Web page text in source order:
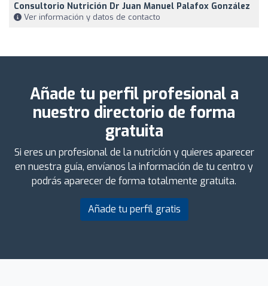
Consultorio Nutrición Dr Juan Manuel Palafox González
Ver información y datos de contacto
Añade tu perfil profesional a
nuestro directorio de forma
gratuita
Si eres un profesional de la nutrición y quieres aparecer
en nuestra guía, envíanos la información de tu centro y
podrás aparecer de forma totalmente gratuita.
Añade tu perfil gratis